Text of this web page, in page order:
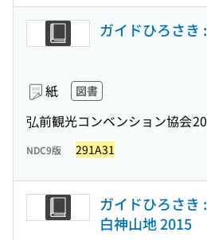
ガイドひろさき
紙 図書
弘前観光コンベンション協会
NDC9版 291A31
ガイドひろさき
白神山地 2015